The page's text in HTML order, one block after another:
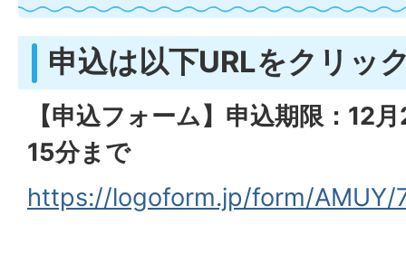
申込は以下URLをクリッ
【申込フォーム】申込期限：12
15分まで
https://logoform.jp/form/AMUY/